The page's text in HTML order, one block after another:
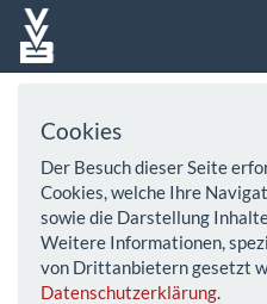
Cookies
Der Besuch dieser Seite
Cookies, welche Ihre
sowie die Darstellung
Weitere Informationen,
von Drittanbietern gesetzt
Datenschutzerklärung.